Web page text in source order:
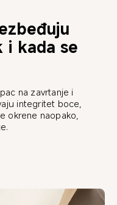
i kada se
na zavrtanje i
integritet boce,
okrene naopako,